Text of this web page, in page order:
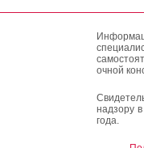
очной
надзору
года.